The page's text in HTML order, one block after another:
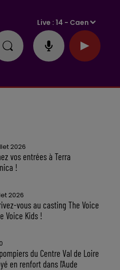
Live :14 - Caen
2026
vos entrées à Terra
!
2026
vous au casting The Voice
Voice Kids !
du Centre Val de Loire
en renfort dans l'Aude